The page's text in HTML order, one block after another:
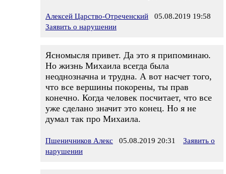
Алексей Царство-Отреченский 05.08.2019 19:58
Заявить о нарушении
Ясномысля привет. Да это я припоминаю.
Но жизнь Михаила всегда была
неоднозначна и трудна. А вот насчет того,
что все вершины покорены, ты прав
конечно. Когда человек посчитает, что все
уже сделано значит это конец. Но я не
думал так про Михаила.
Пшеничников Алекс 05.08.2019 20:31
Заявить о
нарушении